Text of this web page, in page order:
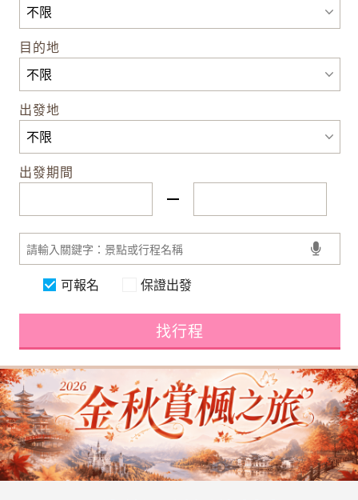
目的地
出發地
出發期間
可報名 保證出發
找行程